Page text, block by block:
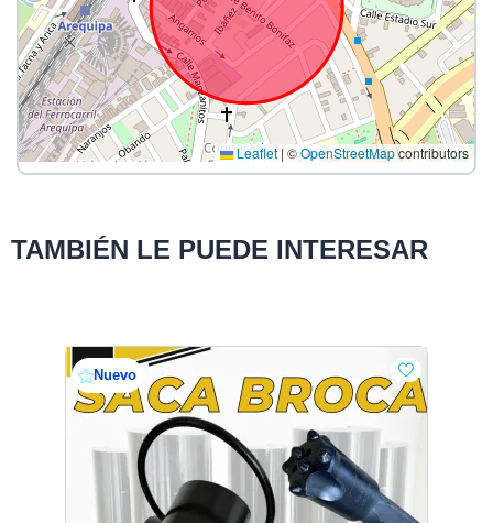
Leaflet | ©OpenStreetMapcontributors
TAMBIÉN LE PUEDE INTERESAR
Nuevo